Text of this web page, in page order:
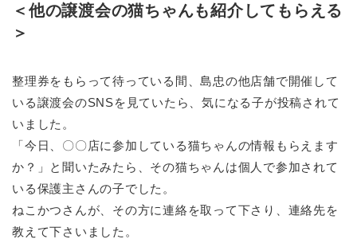
＜他の譲渡会の猫ちゃんも紹介してもらえる
＞
整理券をもらって待っている間、島忠の他店舗で開催して
いる譲渡会のSNSを見ていたら、気になる子が投稿されて
いました。
「今日、〇〇店に参加している猫ちゃんの情報もらえます
か？」と聞いたみたら、その猫ちゃんは個人で参加されて
いる保護主さんの子でした。
ねこかつさんが、その方に連絡を取って下さり、連絡先を
教えて下さいました。